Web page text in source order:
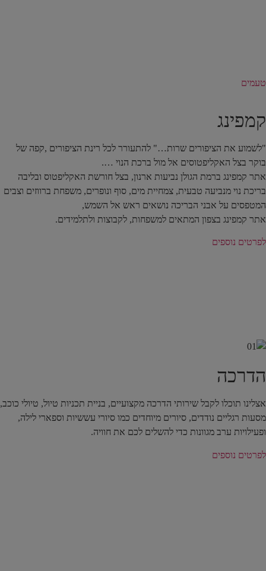
טעמים
קמפינג
"לשמוע את הציפורים שרות…" להתעורר לכל רינת הציפורים ,קפה של
בוקר בצל האקליפטוסים אל מול ברכת הנוי ….
אתר קמפינג ברמת הגולן נביעות ארנון, בצל חורשת האקליפטוס ובליבה
בריכת נוי מנביעה טבעית, צמחיית מים, סוף ונופרים, משפחת ברווזים וצבים
המטפסים על אבני הבריכה נושאים ראש אל השמש,
אתר קמפינג בצפון המתאים למשפחות, לקבוצות ולתלמידים.
לפרטים נוספים
הדרכה
אצלינו תוכלו לקבל שירותי הדרכה מקצועיים, בניית תכניות טיול, טיולי כוכב,
מסעות רגליים נודדים, סיורים מיוחדים כמו סיורי עששיות וספארי לילה,
ופעילויות ערב מגוונות כדי להשלים לכם את חוויה.
לפרטים נוספים